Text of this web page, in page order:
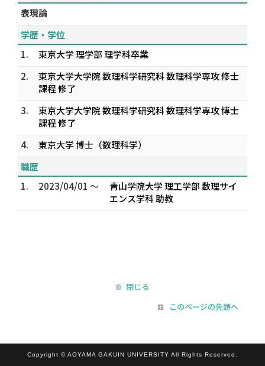
表現論
学歴・学位
1.
東京大学 理学部 理学科卒業
2.
東京大学大学院 数理科学研究科 数理科学専攻 修士
課程 修了
3.
東京大学大学院 数理科学研究科 数理科学専攻 博士
課程 修了
4.
東京大学 博士（数理科学）
職歴
1.
2023/04/01 ～
青山学院大学 理工学部 数理サイ
エンス学科 助教
閉じる
このページの先頭へ
Copyright © AOYAMA GAKUIN UNIVERSITY All Rights Reserved.